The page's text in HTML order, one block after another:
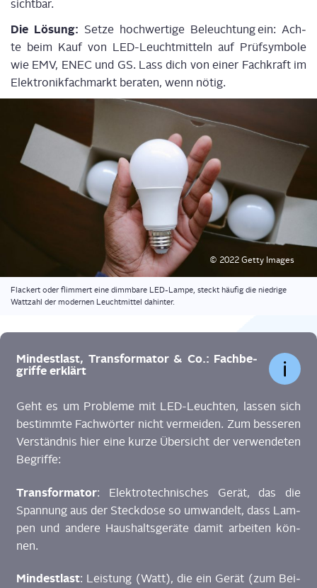
sichtbar.
Die Lösung: Set­ze hoch­wer­ti­ge Beleuch­tungein: Ach­
te beim Kauf von LED-Leucht­mit­teln auf Prüf­sym­bo­le
wie EMV, ENEC und GS. Lass dich von einer Fach­kraft im
Elek­tronik­fach­markt bera­ten, wenn nötig.
© 2022 Get­ty Images
Fla­ckert oder flim­mert eine dimm­ba­re LED-Lam­pe, steckt häu­fig die nied­ri­ge
Watt­zahl der moder­nen Leucht­mit­tel dahinter.
Min­dest­last, Trans­for­ma­tor & Co.: Fach­be­
grif­fe erklärt
Geht es um Pro­ble­me mit LED-Leuch­ten, las­sen sich
bestimm­te Fach­wör­ter nicht ver­mei­den. Zum bes­se­ren
Ver­ständ­nis hier eine kur­ze Über­sicht der ver­wen­de­ten
Begriffe:
Trans­for­ma­tor: Elek­tro­tech­ni­sches Gerät, das die
Span­nung aus der Steck­do­se so umwan­delt, dass Lam­
pen und ande­re Haus­halts­ge­rä­te damit arbei­ten kön­
nen.
Min­dest­last: Leis­tung (Watt), die ein Gerät (zum Bei­